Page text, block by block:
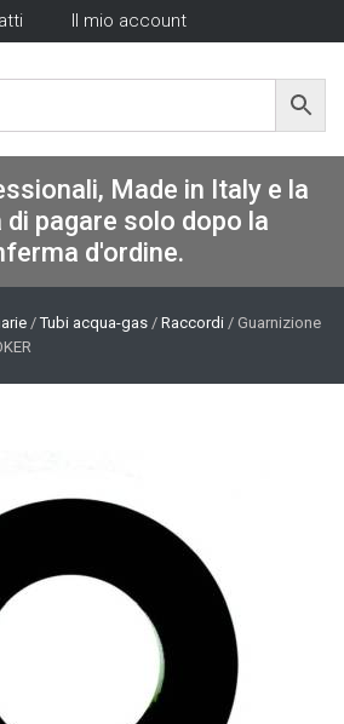
Il mio account
Made in Italy e la
pagare solo dopo la
d'ordine.
/Tubi acqua-gas / Raccordi / Guarnizione